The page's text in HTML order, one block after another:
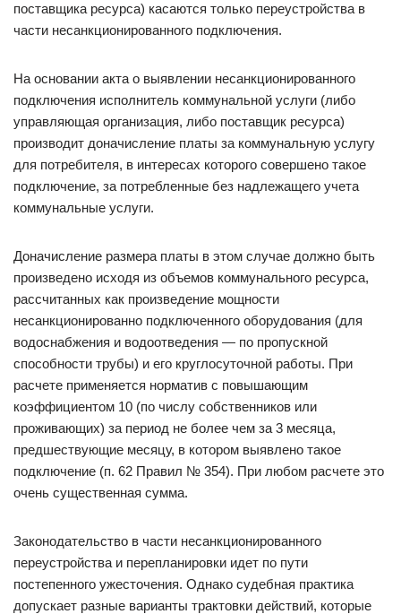
поставщика ресурса) касаются только переустройства в
части несанкционированного подключения.
На основании акта о выявлении несанкционированного
подключения исполнитель коммунальной услуги (либо
управляющая организация, либо поставщик ресурса)
производит доначисление платы за коммунальную услугу
для потребителя, в интересах которого совершено такое
подключение, за потребленные без надлежащего учета
коммунальные услуги.
Доначисление размера платы в этом случае должно быть
произведено исходя из объемов коммунального ресурса,
рассчитанных как произведение мощности
несанкционированно подключенного оборудования (для
водоснабжения и водоотведения — по пропускной
способности трубы) и его круглосуточной работы. При
расчете применяется норматив с повышающим
коэффициентом 10 (по числу собственников или
проживающих) за период не более чем за 3 месяца,
предшествующие месяцу, в котором выявлено такое
подключение (п. 62 Правил № 354). При любом расчете это
очень существенная сумма.
Законодательство в части несанкционированного
переустройства и перепланировки идет по пути
постепенного ужесточения. Однако судебная практика
допускает разные варианты трактовки действий, которые